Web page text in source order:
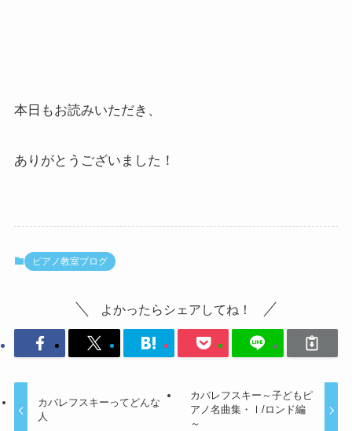
本日もお読みいただき、
ありがとうございました！
ピアノ教室ブログ
よかったらシェアしてね！
カバレフスキーってどんな
人
カバレフスキー～子どもピ
アノ名曲集・Ⅰ/ロンド編
～